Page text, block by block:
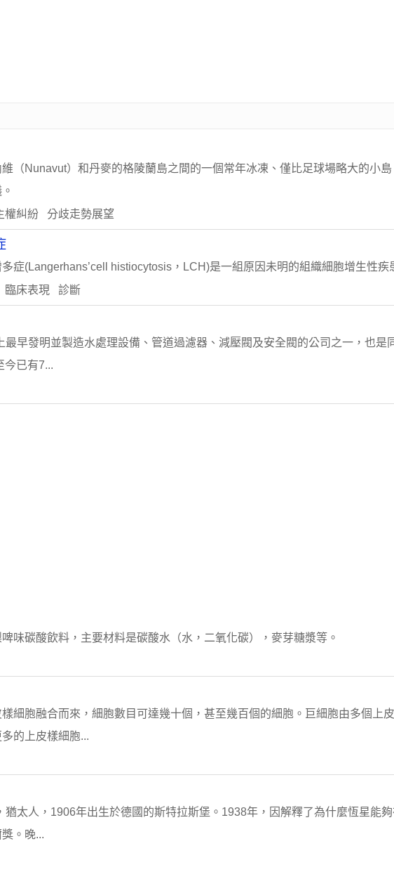
（Nunavut）和丹麥的格陵蘭島之間的一個常年冰凍、僅比足球場略大的小
糾紛 分歧走勢展望
症(Langerhans’cell histiocytosis，LCH)是一組原因未明的組織細胞增生性疾
床表現 診斷
最早發明並製造水處理設備、管道過濾器、減壓閥及安全閥的公司之一，也是
今已有7...
啤味碳酸飲料，主要材料是碳酸水（水，二氧化碳），麥芽糖漿等。
細胞融合而來，細胞數目可達幾十個，甚至幾百個的細胞。巨細胞由多個上
的上皮樣細胞...
猶太人，1906年出生於德國的斯特拉斯堡。1938年，因解釋了為什麼恆星能
。晚...